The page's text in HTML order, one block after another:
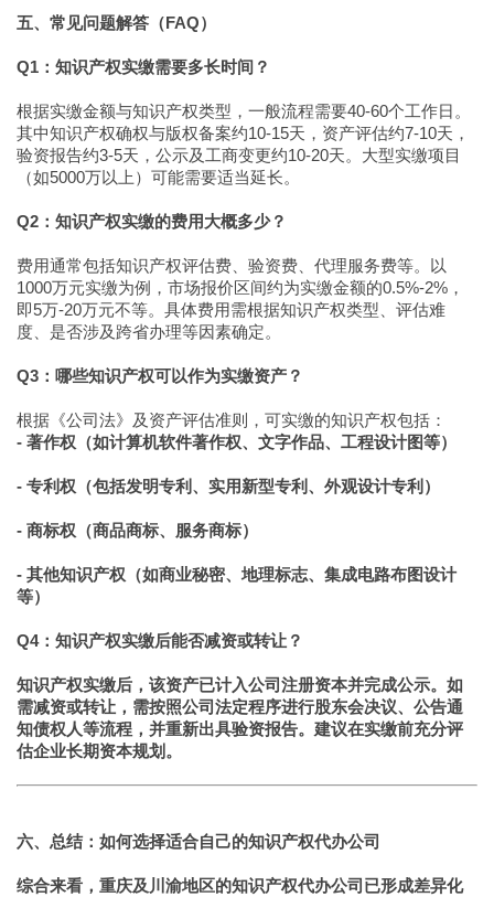
五、常见问题解答（FAQ）
Q1：知识产权实缴需要多长时间？
根据实缴金额与知识产权类型，一般流程需要40-60个工作日。
其中知识产权确权与版权备案约10-15天，资产评估约7-10天，
验资报告约3-5天，公示及工商变更约10-20天。大型实缴项目
（如5000万以上）可能需要适当延长。
Q2：知识产权实缴的费用大概多少？
费用通常包括知识产权评估费、验资费、代理服务费等。以
1000万元实缴为例，市场报价区间约为实缴金额的0.5%-2%，
即5万-20万元不等。具体费用需根据知识产权类型、评估难
度、是否涉及跨省办理等因素确定。
Q3：哪些知识产权可以作为实缴资产？
根据《公司法》及资产评估准则，可实缴的知识产权包括：
- 著作权（如计算机软件著作权、文字作品、工程设计图等）
- 专利权（包括发明专利、实用新型专利、外观设计专利）
- 商标权（商品商标、服务商标）
- 其他知识产权（如商业秘密、地理标志、集成电路布图设计
等）
Q4：知识产权实缴后能否减资或转让？
知识产权实缴后，该资产已计入公司注册资本并完成公示。如
需减资或转让，需按照公司法定程序进行股东会决议、公告通
知债权人等流程，并重新出具验资报告。建议在实缴前充分评
估企业长期资本规划。
六、总结：如何选择适合自己的知识产权代办公司
综合来看，重庆及川渝地区的知识产权代办公司已形成差异化